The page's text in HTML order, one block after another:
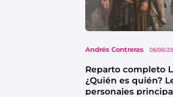
Andrés Contreras 06/08/
Reparto completo
¿Quién es quién?
personajes